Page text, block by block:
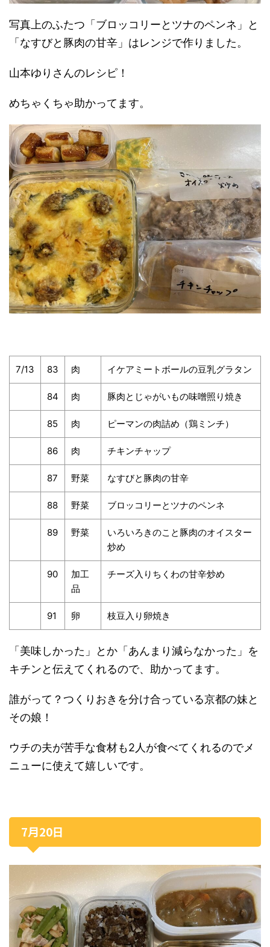
写真上のふたつ「ブロッコリーとツナのペンネ」と
「なすびと豚肉の甘辛」はレンジで作りました。
山本ゆりさんのレシピ！
めちゃくちゃ助かってます。
7/13 83 肉 イケアミートボールの豆乳グラタン
84 肉 豚肉とじゃがいもの味噌照り焼き
85 肉 ピーマンの肉詰め（鶏ミンチ）
86 肉 チキンチャップ
87 野菜 なすびと豚肉の甘辛
88 野菜 ブロッコリーとツナのペンネ
89 野菜
いろいろきのこと豚肉のオイスター
炒め
90
加工
品
チーズ入りちくわの甘辛炒め
91 卵 枝豆入り卵焼き
「美味しかった」とか「あんまり減らなかった」を
キチンと伝えてくれるので、助かってます。
誰がって？つくりおきを分け合っている京都の妹と
その娘！
ウチの夫が苦手な食材も2人が食べてくれるのでメ
ニューに使えて嬉しいです。
7月20日